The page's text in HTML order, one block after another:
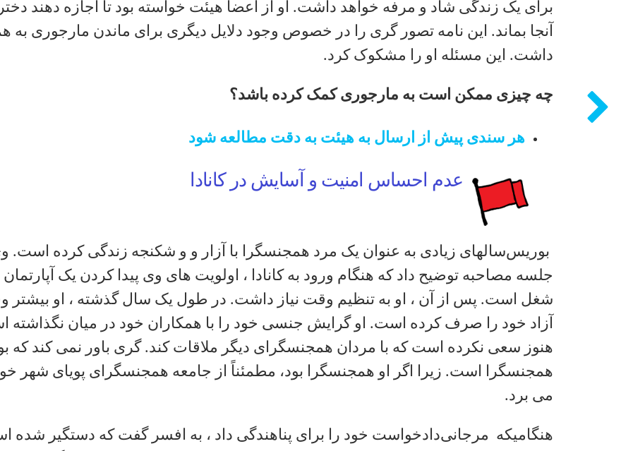
برای یک زندگی شاد و مرفه خواهد داشت. او از اعضا هیئت خواسته بود تا اجازه دهند
آنجا بماند. این نامه تصور گری را در خصوص وجود دلایل دیگری برای ماندن مارجوری به
داشت. این مسئله او را مشکوک کرد.
چه چیزی ممکن است به مارجوری کمک کرده باشد؟
هر سندی پیش از ارسال به هیئت به دقت مطالعه شود
عدم احساس امنیت و آسایش در کانادا
بوریسسالهای زیادی به عنوان یک مرد همجنسگرا با آزار و و شکنجه زندگی کرده است.
جلسه مصاحبه توضیح داد که هنگام ورود به کانادا ، اولویت های وی پیدا کردن یک آپارتمان
شغل است. پس از آن ، او به تنظیم وقت نیاز داشت. در طول یک سال گذشته ، او بیشتر
آزاد خود را صرف کرده است. او گرایش جنسی خود را با همکاران خود در میان نگذاشته
هنوز سعی نکرده است که با مردان همجنسگرای دیگر ملاقات کند. گری باور نمی کند که
همجنسگرا است. زیرا اگر او همجنسگرا بود، مطمئناً از جامعه همجنسگرای پویای شهر
می برد.
هنگامیکه مرجانیدادخواست خود را برای پناهندگی داد ، به افسر گفت که دستگیر شده